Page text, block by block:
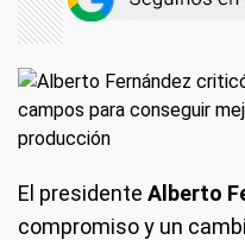
El presidente Alberto
compromiso y un